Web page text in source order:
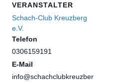
VERANSTALTER
Schach-Club Kreuzberg
e.V.
Telefon
0306159191
E-Mail
info@schachclubkreuzber